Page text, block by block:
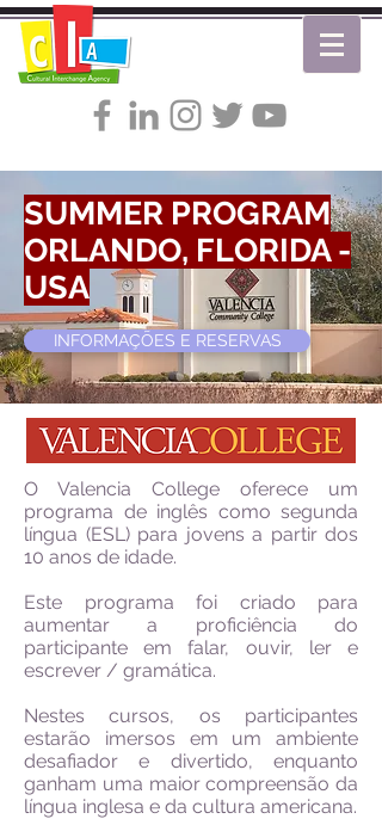
SUMMER PROGRAM
ORLANDO, FLORIDA -
USA
INFORMAÇÕES E RESERVAS
O Valencia College oferece um
programa de inglês como segunda
língua (ESL) para jovens a partir dos
10 anos de idade.
Este programa foi criado para
aumentar a proficiência do
participante em falar, ouvir, ler e
escrever / gramática.
Nestes cursos, os participantes
estarão imersos em um ambiente
desafiador e divertido, enquanto
ganham uma maior compreensão da
língua inglesa e da cultura americana.